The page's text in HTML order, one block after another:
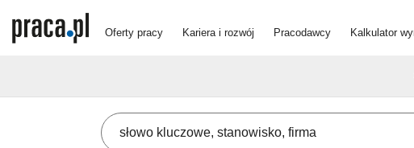
Oferty pracy Kariera i rozwój Pracodawcy Kalkulator